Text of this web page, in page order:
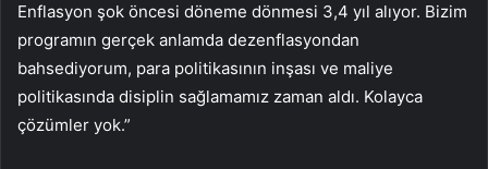
Enflasyon şok öncesi döneme dönmesi 3,4 yıl alıyor. Bizim
programın gerçek anlamda dezenflasyondan
bahsediyorum, para politikasının inşası ve maliye
politikasında disiplin sağlamamız zaman aldı. Kolayca
çözümler yok.”